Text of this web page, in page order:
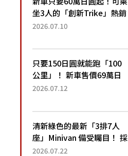
坐3人的「創新Trike」熱銷
大賣成為人氣車款！「養車
日圓就能跑100公里」「小
朋友坐得...
2026.07.10
只要150日圓就能跑「100
公里」！ 新車售價69萬日
圓的「3人座」Trike大受歡
為何能迅速熱賣？
2026.07.12
清新綠色的最新「3排7人
座」Minivan 備受矚目！ 採
用全長4.7公尺剛剛好的車
2026.07.22